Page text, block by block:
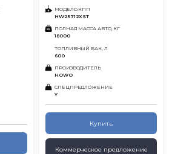
МОДЕЛЬ КПП
HW25712XST
ПОЛНАЯ МАССА АВТО, КГ
18000
ТОПЛИВНЫЙ БАК, Л
600
ПРОИЗВОДИТЕЛЬ
HOWO
СПЕЦПРЕДЛОЖЕНИЕ
Y
Купить
Коммерческое предложение